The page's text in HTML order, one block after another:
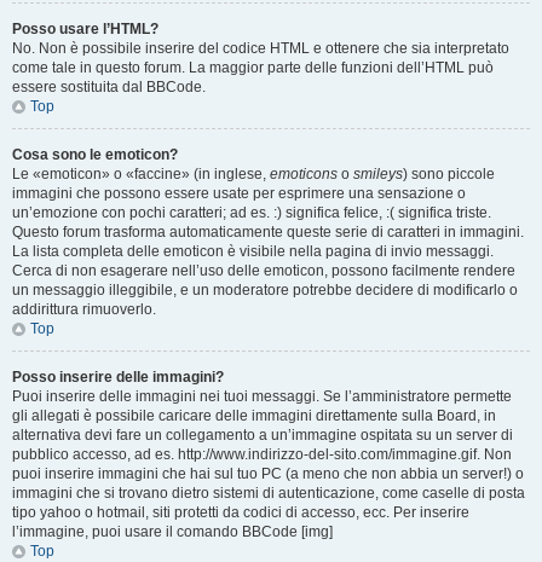
Posso usare l’HTML?
No. Non è possibile inserire del codice HTML e ottenere che sia interpretato
come tale in questo forum. La maggior parte delle funzioni dell’HTML può
essere sostituita dal BBCode.
Top
Cosa sono le emoticon?
Le «emoticon» o «faccine» (in inglese, emoticons o smileys) sono piccole
immagini che possono essere usate per esprimere una sensazione o
un’emozione con pochi caratteri; ad es. :) significa felice, :( significa triste.
Questo forum trasforma automaticamente queste serie di caratteri in immagini.
La lista completa delle emoticon è visibile nella pagina di invio messaggi.
Cerca di non esagerare nell’uso delle emoticon, possono facilmente rendere
un messaggio illeggibile, e un moderatore potrebbe decidere di modificarlo o
addirittura rimuoverlo.
Top
Posso inserire delle immagini?
Puoi inserire delle immagini nei tuoi messaggi. Se l’amministratore permette
gli allegati è possibile caricare delle immagini direttamente sulla Board, in
alternativa devi fare un collegamento a un’immagine ospitata su un server di
pubblico accesso, ad es. http://www.indirizzo-del-sito.com/immagine.gif. Non
puoi inserire immagini che hai sul tuo PC (a meno che non abbia un server!) o
immagini che si trovano dietro sistemi di autenticazione, come caselle di posta
tipo yahoo o hotmail, siti protetti da codici di accesso, ecc. Per inserire
l’immagine, puoi usare il comando BBCode [img]
Top